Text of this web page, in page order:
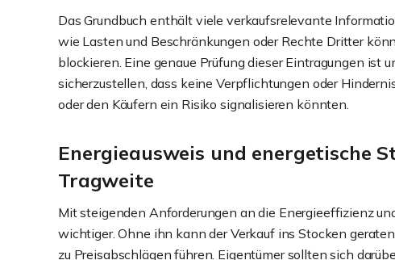
Das Grundbuch enthält viele verkaufsrelevante
wie Lasten und Beschränkungen oder Rechte Dritter
blockieren. Eine genaue Prüfung dieser Eintragungen ist
sicherzustellen, dass keine Verpflichtungen oder
oder den Käufern ein Risiko signalisieren könnten.
Energieausweis und energetische
Tragweite
Mit steigenden Anforderungen an die Energieeffizienz
wichtiger. Ohne ihn kann der Verkauf ins Stocken
zu Preisabschlägen führen. Eigentümer sollten sich